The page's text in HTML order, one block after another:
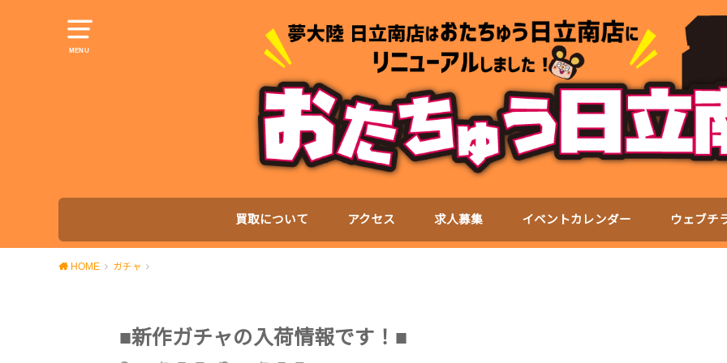
MENU
買取について アクセス 求人募集 イベントカレンダー ウェブチ
HOME ガチャ
■新作ガチャの入荷情報です！■